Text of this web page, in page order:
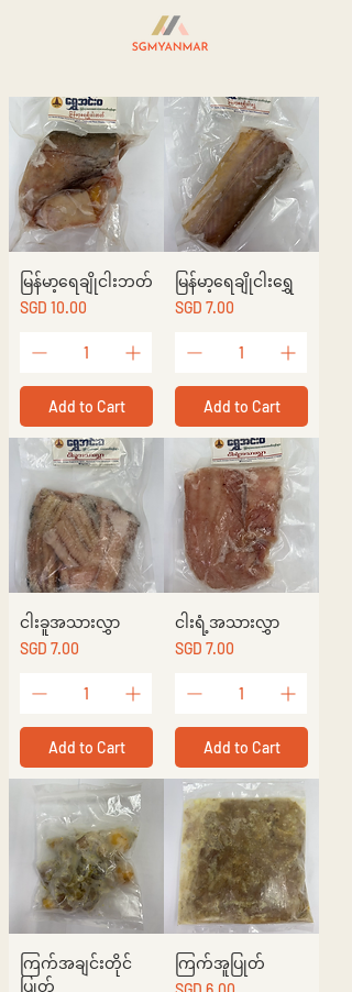
မြန်မာ့ရေချိုငါးဘတ်
Price
SGD 10.00
Add to Cart
မြန်မာ့ရေချိုငါးရွှေ
Price
SGD 7.00
Add to Cart
ငါးခူအသားလွှာ
Price
SGD 7.00
Add to Cart
ငါးရံ့အသားလွှာ
Price
SGD 7.00
Add to Cart
ကြက်အချင်းတိုင်
ပြုတ်
ကြက်အူပြုတ်
Price